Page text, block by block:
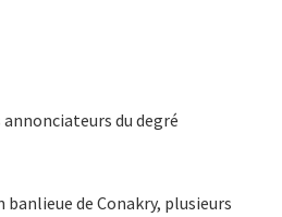
du degré
de Conakry, plusieurs